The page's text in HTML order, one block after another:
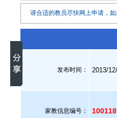
请合适的教员尽快网上申请，
发布时间： 2013/
家教信息编号：